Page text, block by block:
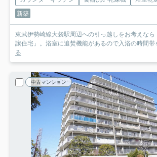
新築
東武伊勢崎線大袋駅周辺への引っ越しをお考えな
譲住宅」。浴室に追焚機能があるので入浴の時間帯
る
中古マンション